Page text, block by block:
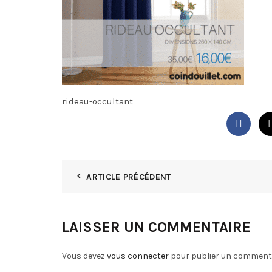
rideau-occultant
ARTICLE PRÉCÉDENT
LAISSER UN COMMENTAIRE
Vous devez vous connecter pour publier un